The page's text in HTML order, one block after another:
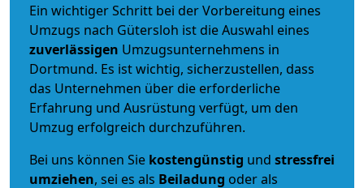
Ein wichtiger Schritt bei der Vorbereitung eines
Umzugs nach Gütersloh ist die Auswahl eines
zuverlässigen Umzugsunternehmens in
Dortmund. Es ist wichtig, sicherzustellen, dass
das Unternehmen über die erforderliche
Erfahrung und Ausrüstung verfügt, um den
Umzug erfolgreich durchzuführen.
Bei uns können Sie kostengünstig und stressfrei
umziehen, sei es als Beiladung oder als